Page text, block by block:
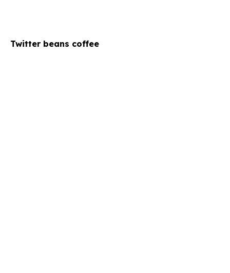
Twitter beans coffee